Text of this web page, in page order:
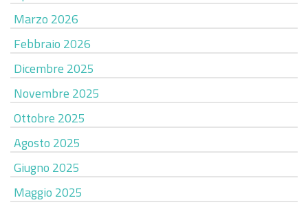
Marzo 2026
Febbraio 2026
Dicembre 2025
Novembre 2025
Ottobre 2025
Agosto 2025
Giugno 2025
Maggio 2025